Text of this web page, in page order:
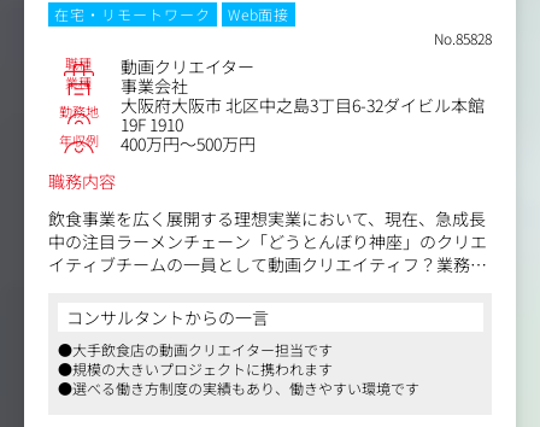
▼編集
・スイッチング
・OP/アバン制作
・デザイン制作（テロップ、情報スーパー、マーキングな
ど）
・音効挿入
・整音
見込み顧客をナーチャリングするような販促動画など、
様々なマーケティング施策を実行しています。
その中でも、動画制作のディレクションは、お客様とのコ
ミュニケーション設計やGFSのブランドの醸成に関わる大
変重要なポジションになります。
制作していただく動画によって月間、数億円のインパクト
新規施策の提案も多くできる環境ですので、自身のスキ
ル/経験に応じて、より成果の出せる施策の起案/推進も可
能です。
適性に応じて、将来的にはメンバー育成やチーム全体のス
だく可能性があります。
【業務内容】
■映像の企画立案
在宅・リモートワーク
Web面接
No.85828
職種 動画クリエイター
業種 事業会社
勤務地
大阪府大阪市 北区中之島3丁目6-32ダイビル本館
19F 1910
年収例
400万円～500万円
職務内容
飲食事業を広く展開する理想実業において、現在、急成長
中の注目ラーメンチェーン「どうとんぼり神座」のクリエ
イティブチームの一員として動画クリエイティフ？業務を
YouTubeやSNSを媒体とし、当社の様々な飲食ブランドと
お客様を繋ぐ架け橋となる、動画コンテンツ制作業務で
す。
主な業務は、マーケティング戦略やSNS戦略に沿った形で
コンサルタントからの一言
●大手飲食店の動画クリエイター担当です
●規模の大きいプロジェクトに携われます
●選べる働き方制度の実績もあり、働きやすい環境です